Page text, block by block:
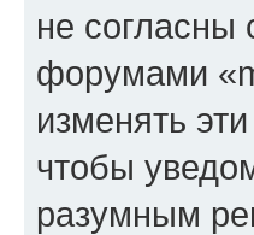
не согласны
форумами
изменять
чтобы
разумным